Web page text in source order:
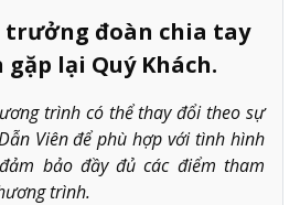
trưởng đoàn chia tay
gặp lại Quý Khách.
trình có thể thay đổi theo sự
Viên để phù hợp với tình hình
bảo đầy đủ các điểm tham
trình.